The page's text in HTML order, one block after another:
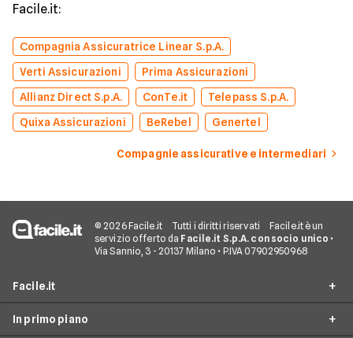
Facile.it:
Compagnia Assicuratrice Linear S.p.A.
Verti Assicurazioni
Prima Assicurazioni
Allianz Direct S.p.A.
ConTe.it
Telepass S.p.A.
Quixa Assicurazioni
BeRebel Genertel
Compagnie assicurative e intermediari
© 2026 Facile.it Tutti i diritti riservati
Facile.it è un
servizio offerto da Facile.it S.p.A. con socio unico •
Via Sannio, 3 - 20137 Milano • P.IVA 07902950968
Facile.it
Assicurazioni
In primo piano